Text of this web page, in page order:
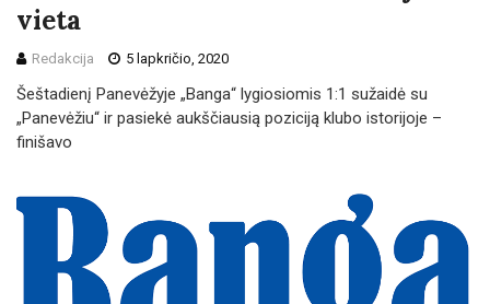
vieta
Redakcija 5 lapkričio, 2020
Šeštadienį Panevėžyje „Banga“ lygiosiomis 1:1 sužaidė su
„Panevėžiu“ ir pasiekė aukščiausią poziciją klubo istorijoje –
finišavo